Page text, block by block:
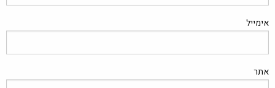
אימייל
אתר